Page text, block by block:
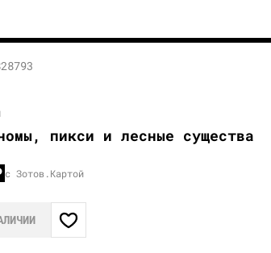
пикси и лесные существа
с Зотов.Картой